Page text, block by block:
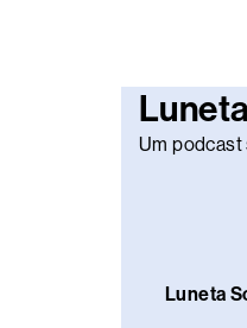
Um podcast
Luneta